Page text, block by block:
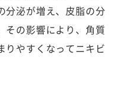
分泌が増え、皮脂の分
その影響により、角質
りやすくなってニキビ